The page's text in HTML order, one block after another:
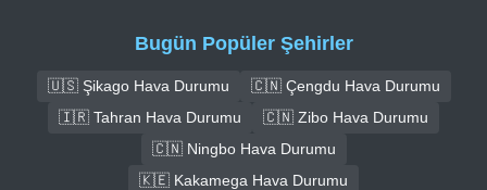
Bugün Popüler Şehirler
🇺🇸 Şikago Hava Durumu
🇨🇳 Çengdu Hava Durumu
🇮🇷 Tahran Hava Durumu
🇨🇳 Zibo Hava Durumu
🇨🇳 Ningbo Hava Durumu
🇰🇪 Kakamega Hava Durumu